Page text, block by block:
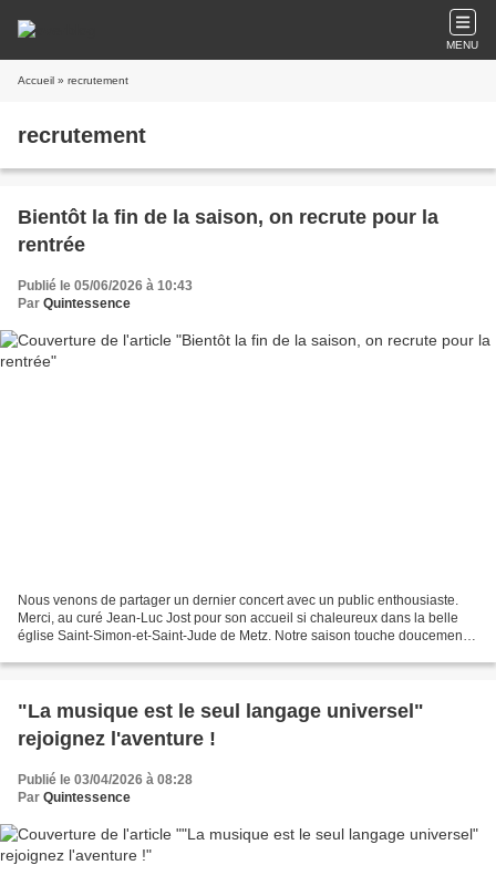
MENU
Accueil » recrutement
recrutement
Bientôt la fin de la saison, on recrute pour la
rentrée
Publié le 05/06/2026 à 10:43
Par Quintessence
Nous venons de partager un dernier concert avec un public enthousiaste.
Merci, au curé Jean‑Luc Jost pour son accueil si chaleureux dans la belle
église Saint‑Simon‑et‑Saint‑Jude de Metz. Notre saison touche doucement à
"La musique est le seul langage universel"
rejoignez l'aventure !
Publié le 03/04/2026 à 08:28
Par Quintessence